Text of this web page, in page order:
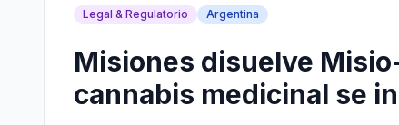
Legal & Regulatorio Argentina
Misiones disuelve
cannabis medicinal se